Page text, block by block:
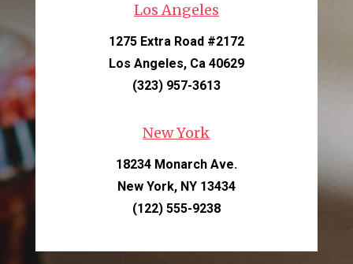
Los Angeles
1275 Extra Road #2172
Los Angeles, Ca 40629
(323) 957-3613
New York
18234 Monarch Ave.
New York, NY 13434
(122) 555-9238